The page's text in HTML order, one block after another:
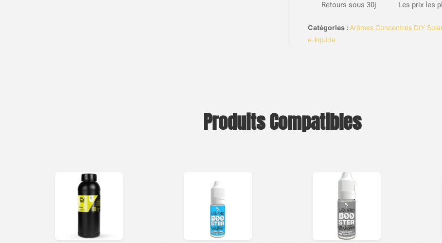
Retours sous 30j Les prix les
Catégories : Arômes Concentrés DIY
e-liquide
Produits Compatibles